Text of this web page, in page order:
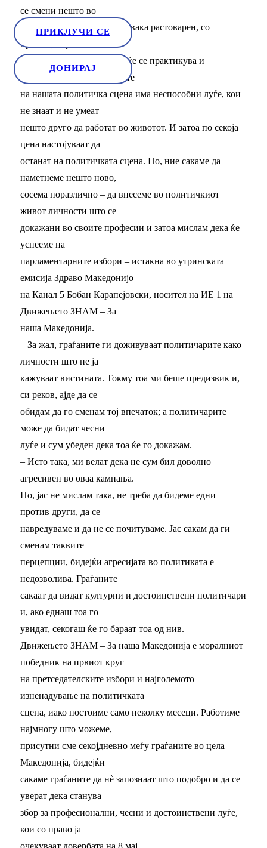
ПРИКЛУЧИ СЕ
ДОНИРАЈ
се смени нешто во
општеството. Ако се влезе вака растоварен, со
претходни успеси во
професијата, тогаш добро ќе се практикува и
политиката. За жал, сѐ уште
на нашата политичка сцена има неспособни луѓе, кои
не знаат и не умеат
нешто друго да работат во животот. И затоа по секоја
цена настојуваат да
останат на политичката сцена. Но, ние сакаме да
наметнеме нешто ново,
сосема поразлично – да внесеме во политичкиот
живот личности што се
докажани во своите професии и затоа мислам дека ќе
успееме на
парламентарните избори – истакна во утринската
емисија Здраво Македонијо
на Канал 5 Бобан Карапејовски, носител на ИЕ 1 на
Движењето ЗНАМ – За
наша Македонија.
– За жал, граѓаните ги доживуваат политичарите како
личности што не ја
кажуваат вистината. Токму тоа ми беше предизвик и,
си реков, ајде да се
обидам да го сменам тој впечаток; а политичарите
може да бидат чесни
луѓе и сум убеден дека тоа ќе го докажам.
– Исто така, ми велат дека не сум бил доволно
агресивен во оваа кампања.
Но, јас не мислам така, не треба да бидеме едни
против други, да се
навредуваме и да не се почитуваме. Јас сакам да ги
сменам таквите
перцепции, бидејќи агресијата во политиката е
недозволива. Граѓаните
сакаат да видат културни и достоинствени политичари
и, ако еднаш тоа го
увидат, секогаш ќе го бараат тоа од нив.
Движењето ЗНАМ – За наша Македонија е моралниот
победник на првиот круг
на претседателските избори и најголемото
изненадување на политичката
сцена, иако постоиме само неколку месеци. Работиме
најмногу што можеме,
присутни сме секојдневно меѓу граѓаните во цела
Македонија, бидејќи
сакаме граѓаните да нѐ запознаат што подобро и да се
уверат дека станува
збор за професионални, чесни и достоинствени луѓе,
кои со право ја